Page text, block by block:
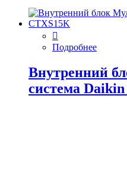
Подробнее
Внутренний
система